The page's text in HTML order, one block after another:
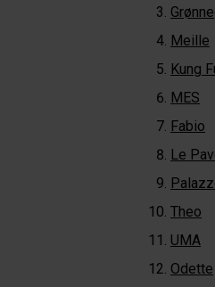
Meille
Kung
MES
Fabio
Le
Theo
UMA
Odette